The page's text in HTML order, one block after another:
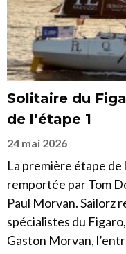
Solitaire du
de l’étape 1
24 mai 2026
La première étape de
remportée par Tom
Paul Morvan. Sailorz
spécialistes du
Gaston Morvan,